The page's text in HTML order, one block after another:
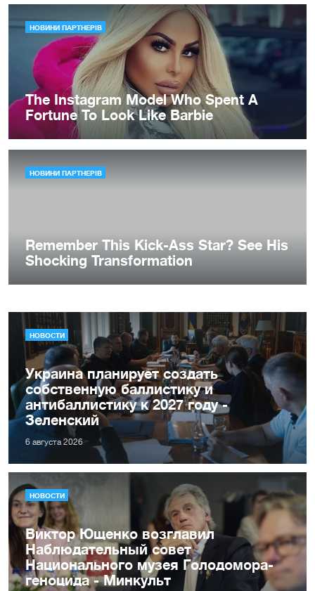
НОВОСТИ
Украина планирует создать
собственную баллистику и
антибаллистику к 2027 году -
Зеленский
6 августа 2026
НОВОСТИ
Виктор Ющенко возглавил
Наблюдательный совет
Национального музея Голодомора-
геноцида - Минкульт